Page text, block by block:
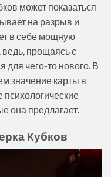
может показаться
на разрыв и
в себе мощную
прощаясь с
чего-то нового. В
значение карты в
она предлагает.
Кубков